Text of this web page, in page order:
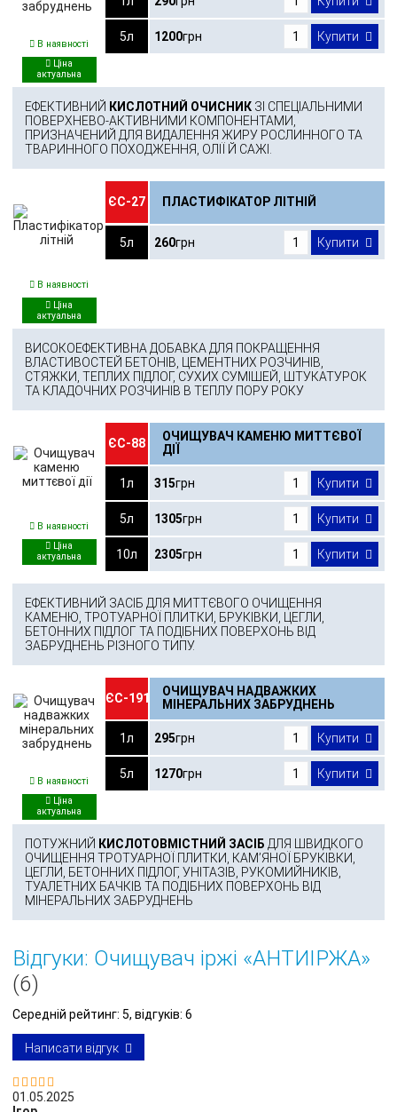
В наявності
5л 1200грн Купити
ЕФЕКТИВНИЙ КИСЛОТНИЙ ОЧИСНИК ЗІ СПЕЦІАЛЬНИМИ
ПОВЕРХНЕВО-АКТИВНИМИ КОМПОНЕНТАМИ,
ПРИЗНАЧЕНИЙ ДЛЯ ВИДАЛЕННЯ ЖИРУ РОСЛИННОГО ТА
ТВАРИННОГО ПОХОДЖЕННЯ, ОЛІЇ Й САЖІ.
В наявності
ЄС-27 ПЛАСТИФІКАТОР ЛІТНІЙ
5л 260грн Купити
ВИСОКОЕФЕКТИВНА ДОБАВКА ДЛЯ ПОКРАЩЕННЯ
ВЛАСТИВОСТЕЙ БЕТОНІВ, ЦЕМЕНТНИХ РОЗЧИНІВ,
СТЯЖКИ, ТЕПЛИХ ПІДЛОГ, СУХИХ СУМІШЕЙ, ШТУКАТУРОК
ТА КЛАДОЧНИХ РОЗЧИНІВ В ТЕПЛУ ПОРУ РОКУ
В наявності
ЄС-88
ОЧИЩУВАЧ КАМЕНЮ МИТТЄВОЇ
ДІЇ
1л 315грн Купити
5л 1305грн Купити
10л 2305грн Купити
ЕФЕКТИВНИЙ ЗАСІБ ДЛЯ МИТТЄВОГО ОЧИЩЕННЯ
КАМЕНЮ, ТРОТУАРНОЇ ПЛИТКИ, БРУКІВКИ, ЦЕГЛИ,
БЕТОННИХ ПІДЛОГ ТА ПОДІБНИХ ПОВЕРХОНЬ ВІД
ЗАБРУДНЕНЬ РІЗНОГО ТИПУ.
В наявності
ЄС-191
ОЧИЩУВАЧ НАДВАЖКИХ
МІНЕРАЛЬНИХ ЗАБРУДНЕНЬ
1л 295грн Купити
5л 1270грн Купити
ПОТУЖНИЙ КИСЛОТОВМІСТНИЙ ЗАСІБ ДЛЯ ШВИДКОГО
ОЧИЩЕННЯ ТРОТУАРНОЇ ПЛИТКИ, КАМ’ЯНОЇ БРУКІВКИ,
ЦЕГЛИ, БЕТОННИХ ПІДЛОГ, УНІТАЗІВ, РУКОМИЙНИКІВ,
ТУАЛЕТНИХ БАЧКІВ ТА ПОДІБНИХ ПОВЕРХОНЬ ВІД
МІНЕРАЛЬНИХ ЗАБРУДНЕНЬ
Відгуки: Очищувач іржі «АНТИІРЖА»
(6)
Середній рейтинг: 5, відгуків: 6
Написати відгук


01.05.2025